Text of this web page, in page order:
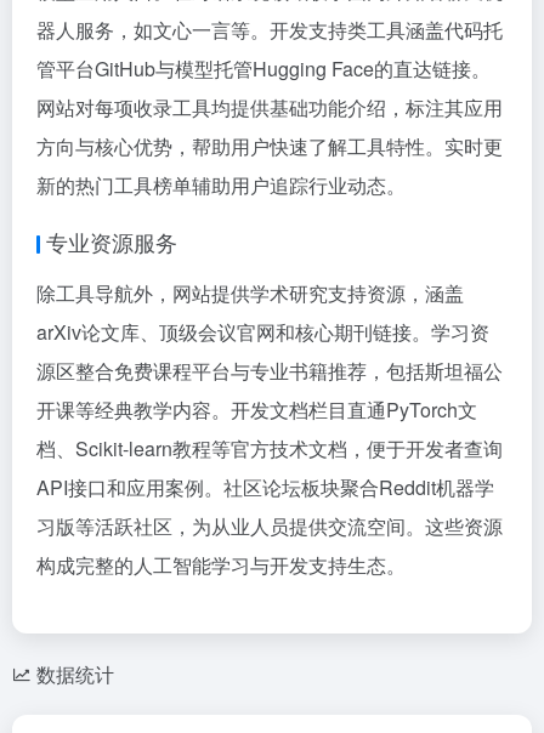
器人服务，如文心一言等。开发支持类工具涵盖代码托
管平台GitHub与模型托管Hugging Face的直达链接。
网站对每项收录工具均提供基础功能介绍，标注其应用
方向与核心优势，帮助用户快速了解工具特性。实时更
新的热门工具榜单辅助用户追踪行业动态。
专业资源服务
除工具导航外，网站提供学术研究支持资源，涵盖
arXiv论文库、顶级会议官网和核心期刊链接。学习资
源区整合免费课程平台与专业书籍推荐，包括斯坦福公
开课等经典教学内容。开发文档栏目直通PyTorch文
档、Scikit-learn教程等官方技术文档，便于开发者查询
API接口和应用案例。社区论坛板块聚合Reddit机器学
习版等活跃社区，为从业人员提供交流空间。这些资源
构成完整的人工智能学习与开发支持生态。
数据统计